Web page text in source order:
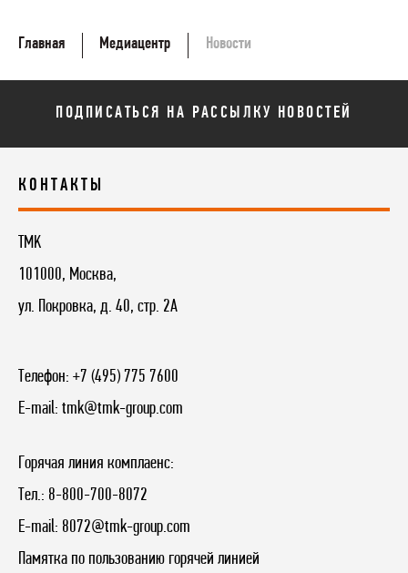
Главная Медиацентр Новости
ПОДПИСАТЬСЯ НА РАССЫЛКУ НОВОСТЕЙ
КОНТАКТЫ
TMK
101000, Москва,
ул. Покровка, д. 40, стр. 2А
Телефон: +7 (495) 775 7600
E-mail: tmk@tmk-group.com
Горячая линия комплаенс:
Тел.: 8-800-700-8072
E-mail: 8072@tmk-group.com
Памятка по пользованию горячей линией